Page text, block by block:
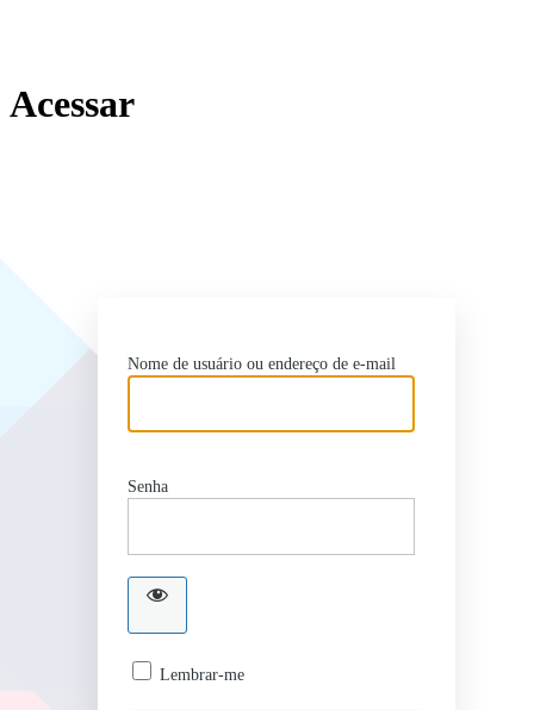
Acessar
Nome de usuário ou endereço de e-mail
Senha
Lembrar-me